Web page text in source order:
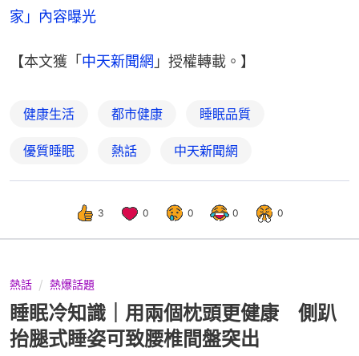
家」內容曝光
【本文獲「中天新聞網 」授權轉載。】
健康生活 都市健康 睡眠品質
優質睡眠 熱話 中天新聞網
3 0 0 0 0
熱話 熱爆話題
睡眠冷知識｜用兩個枕頭更健康 側趴
抬腿式睡姿可致腰椎間盤突出